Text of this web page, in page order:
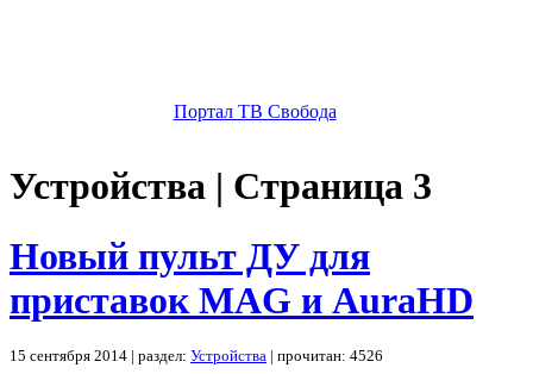
Портал ТВ Свобода
Устройства | Страница 3
Новый пульт ДУ для
приставок MAG и AuraHD
15 сентября 2014 | раздел: Устройства | прочитан: 4526